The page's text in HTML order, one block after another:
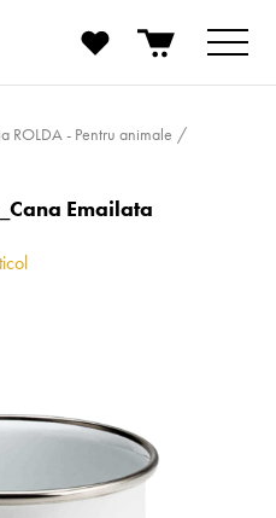
ROLDA - Pentru animale
Emailata